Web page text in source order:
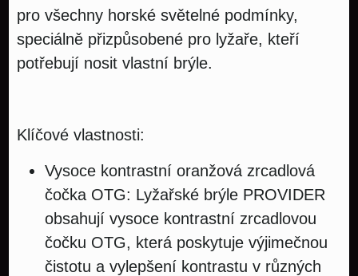
pro všechny horské světelné podmínky,
speciálně přizpůsobené pro lyžaře, kteří
potřebují nosit vlastní brýle.
Klíčové vlastnosti:
Vysoce kontrastní oranžová zrcadlová
čočka OTG: Lyžařské brýle PROVIDER
obsahují vysoce kontrastní zrcadlovou
čočku OTG, která poskytuje výjimečnou
čistotu a vylepšení kontrastu v různých